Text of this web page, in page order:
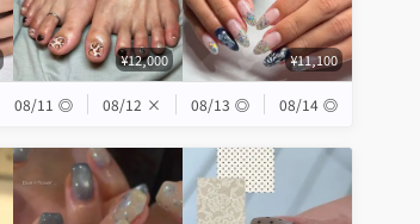
¥12,000 ¥11,100
08/11 ◎ 08/12 × 08/13 ◎ 08/14 ◎